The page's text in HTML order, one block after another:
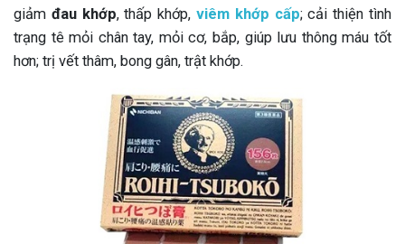
giảm đau khớp, thấp khớp,viêm khớp cấp; cải thiện tình
trạng tê mỏi chân tay, mỏi cơ, bắp, giúp lưu thông máu tốt
hơn; trị vết thâm, bong gân, trật khớp.